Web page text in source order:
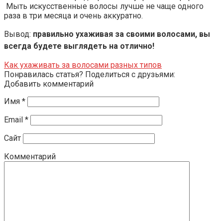
Мыть искусственные волосы лучше не чаще одного
раза в три месяца и очень аккуратно.
Вывод: правильно ухаживая за своими волосами, вы
всегда будете выглядеть на отлично!
Как ухаживать за волосами разных типов
Понравилась статья? Поделиться с друзьями:
Добавить комментарий
Имя *
Email *
Сайт
Комментарий